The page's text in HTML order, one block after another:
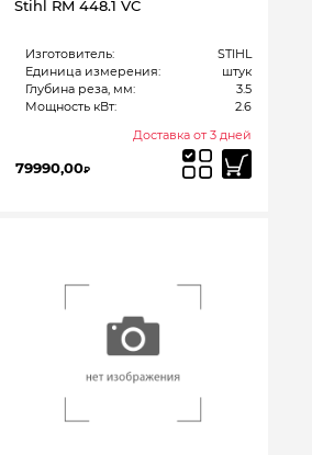
Stihl RM 448.1 VC
Изготовитель:
STIHL
Единица измерения:
штук
Глубина реза, мм:
3.5
Мощность кВт:
2.6
Доставка от 3 дней
79990,00₽